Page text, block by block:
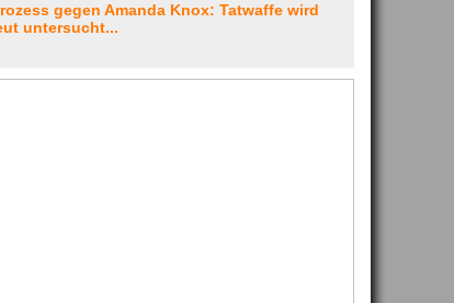
gegen Amanda Knox: Tatwaffe wird
untersucht...